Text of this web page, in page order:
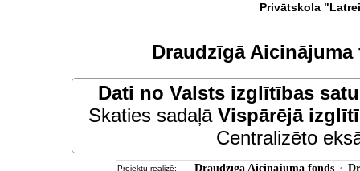
Privātskola
Draudzīgā
Dati no Valsts izglītības
Skaties sadaļā Vispārējā
Centralizēto
Projektu realizē: Draudzīgā Aicinājuma fonds •